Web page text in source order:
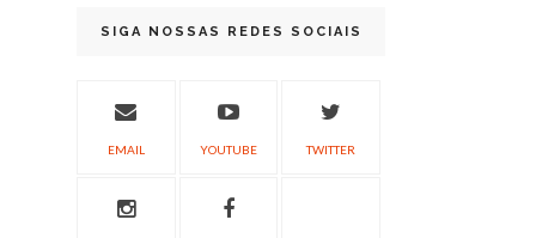
SIGA NOSSAS REDES SOCIAIS
EMAIL YOUTUBE TWITTER